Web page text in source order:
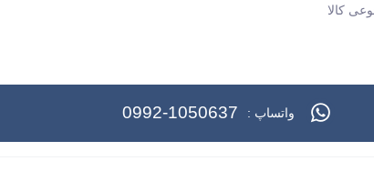
کالا
واتساپ : 0992-1050637